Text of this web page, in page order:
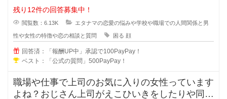
性っていますよね？困らせて困った
残り12件の回答募集中！
閲覧数：6.13K エタナマの恋愛の悩みや学校や職場での人間関係と男
性や女性の特徴や恋の相談と質問 困る 顔
回答済：「報酬UP中」承認で100PayPay！
ベスト：「公式の質問」500PayPay！
職場や仕事で上司のお気に入りの女性っています
よね？おじさん上司がえこひいきをしたりや同じ